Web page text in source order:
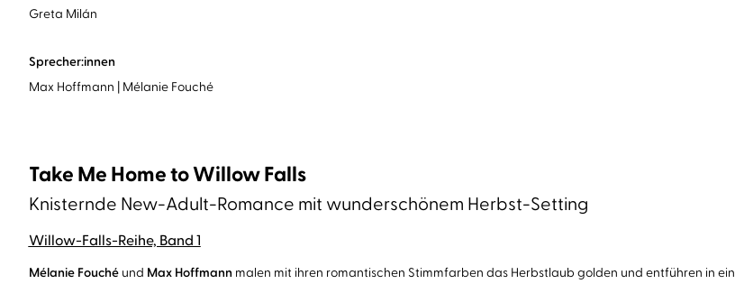
Greta Milán
Sprecher:innen
Max Hoffmann Mélanie Fouché
Take Me Home to Willow Falls
Knisternde New-Adult-Romance mit wunderschönem Herbst-Setting
Willow-Falls-Reihe, Band 1
Mélanie Fouchéund Max Hoffmann malen mit ihren romantischen Stimmfarben das Herbstlaub golden und entführen in ein